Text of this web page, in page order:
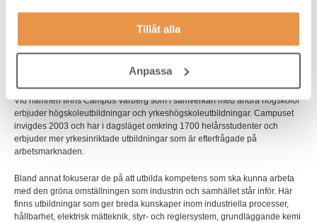
Tillåt alla
Anpassa
Utanför staden finns även ett antal större företag som arbetar med träteknik
och tillverkning av byggvaror. Tillsammans har de omkring 1500 anställda
Utbildning i Varberg
Vid hamnen finns Campus Varberg som i samverkan med andra högskolor
erbjuder högskoleutbildningar och yrkeshögskoleutbildningar. Campuset
invigdes 2003 och har i dagsläget omkring 1700 helårsstudenter och
erbjuder mer yrkesinriktade utbildningar som är efterfrågade på
arbetsmarknaden.
Bland annat fokuserar de på att utbilda kompetens som ska kunna arbeta
med den gröna omställningen som industrin och samhället står inför. Här
finns utbildningar som ger breda kunskaper inom industriella processer,
hållbarhet, elektrisk mätteknik, styr- och reglersystem, grundläggande kemi